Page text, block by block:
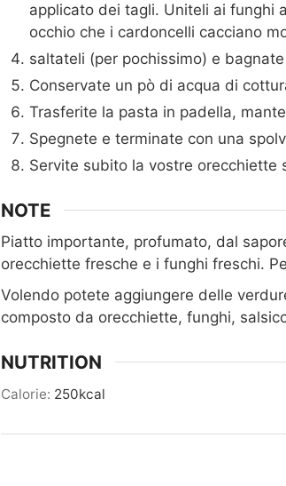
applicato dei tagli. Uniteli ai funghi
occhio che i cardoncelli cacciano
saltateli (per pochissimo) e
Conservate un pò di acqua di
Trasferite la pasta in padella,
Spegnete e terminate con una
Servite subito la vostre orecchiette
NOTE
Piatto importante, profumato, dal
orecchiette fresche e i funghi freschi.
Volendo potete aggiungere delle
composto da orecchiette, funghi,
NUTRITION
Calorie: 250kcal